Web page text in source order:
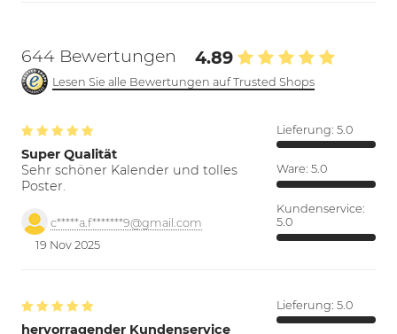
644 Bewertungen 4.89
Lesen Sie alle Bewertungen auf Trusted Shops
Super Qualität
Sehr schöner Kalender und tolles
Poster.
c*****a.f*******9@gmail.com
19 Nov 2025
Lieferung: 5.0
Ware: 5.0
Kundenservice:
5.0
hervorragender Kundenservice
Lieferung: 5.0